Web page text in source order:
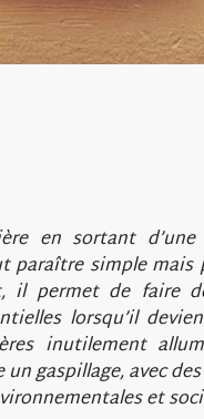
en sortant
paraître simple mais
il permet de faire
lorsqu’il
inutilement
gaspillage, avec
et